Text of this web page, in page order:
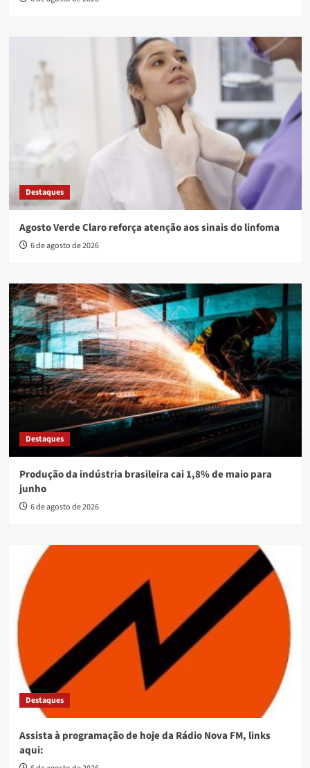
Destaques
Agosto Verde Claro reforça atenção aos sinais do linfoma
6 de agosto de 2026
Destaques
Produção da indústria brasileira cai 1,8% de maio para
junho
6 de agosto de 2026
Destaques
Assista à programação de hoje da Rádio Nova FM, links
aqui: